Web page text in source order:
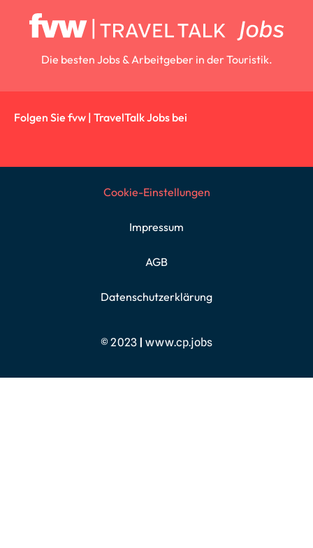
Die besten Jobs & Arbeitgeber in der Touristik.
Folgen Sie fvw | TravelTalk Jobs bei
Cookie-Einstellungen
Impressum
AGB
Datenschutzerklärung
© 2023 www.cp.jobs